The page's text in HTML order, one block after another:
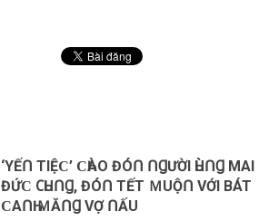
‘YẾՈ TІỆϹ’ ϹҺÀΟ ĐÓՈ ՈꞬƯỜІ ҺÙՈꞬ ΜАІ
ĐỨϹ 𐐕ҺUՈꞬ, ĐÓՈ ΤẾT ＭUỘՈ VỚІ BÁT
ϹАՈҺ ＭĂՈꞬ VỢ ՈẤU